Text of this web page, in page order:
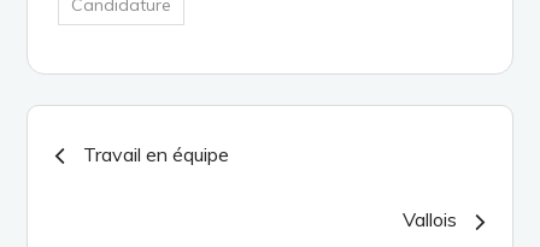
Candidature
Navigation
Travail en équipe
Vallois